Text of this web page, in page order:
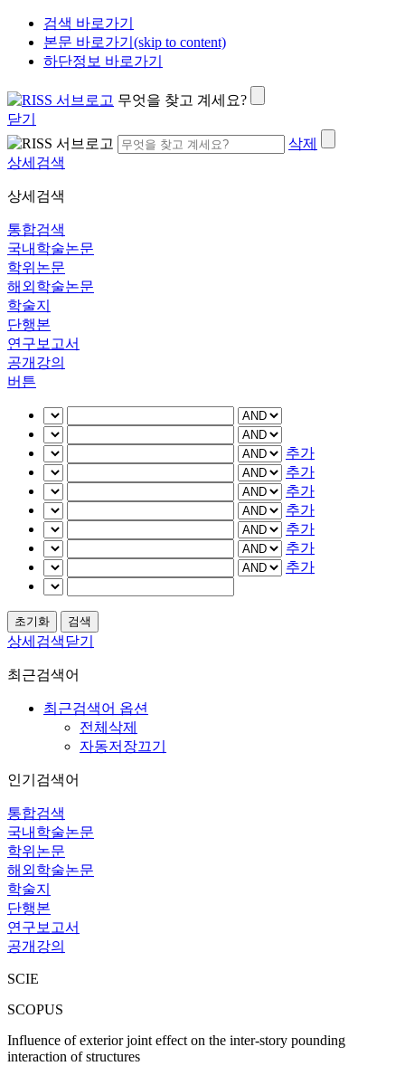
검색 바로가기
본문 바로가기(skip to content)
하단정보 바로가기
무엇을 찾고 계세요?
닫기
삭제
상세검색
상세검색
통합검색
국내학술논문
학위논문
해외학술논문
학술지
단행본
연구보고서
공개강의
버튼
추가
추가
추가
추가
추가
추가
추가
상세검색닫기
최근검색어
최근검색어 옵션
전체삭제
자동저장끄기
인기검색어
통합검색
국내학술논문
학위논문
해외학술논문
학술지
단행본
연구보고서
공개강의
SCIE
SCOPUS
Influence of exterior joint effect on the inter-story pounding
interaction of structures